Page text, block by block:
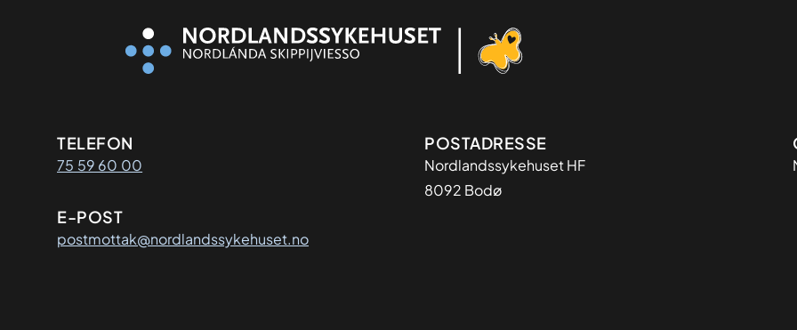
Kontaktinformasjon
TELEFON
75 59 60 00
E-POST
postmottak@nordlandssykehuset.no
Adresse
POSTADRESSE
Nordlandssykehuset HF
8092 Bodø